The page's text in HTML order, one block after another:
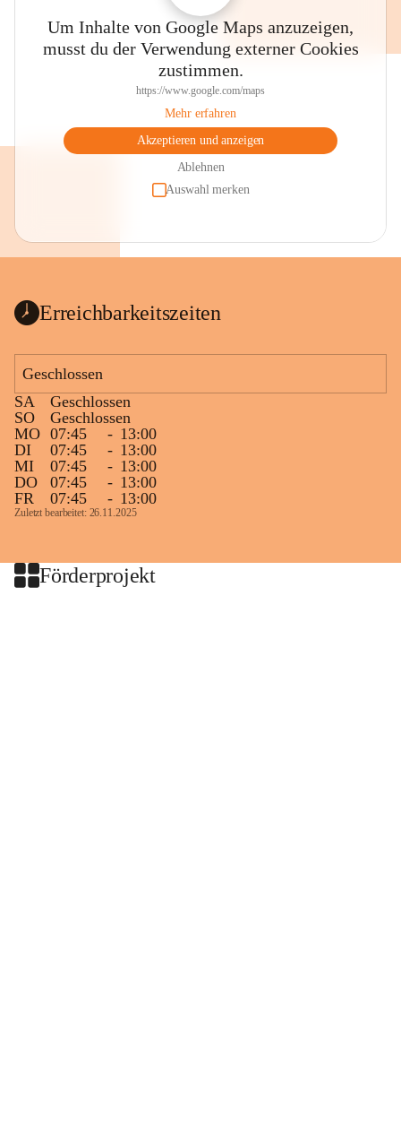
Um Inhalte von Google Maps anzuzeigen,
musst du der Verwendung externer Cookies
zustimmen.
https://www.google.com/maps
Mehr erfahren
Akzeptieren und anzeigen
Ablehnen
Auswahl merken
Erreichbarkeitszeiten
Geschlossen
SA
Geschlossen
SO
Geschlossen
MO 07:45 - 13:00
DI
07:45 - 13:00
MI
07:45 - 13:00
DO
07:45 - 13:00
FR
07:45 - 13:00
Zuletzt bearbeitet: 26.11.2025
Förderprojekt